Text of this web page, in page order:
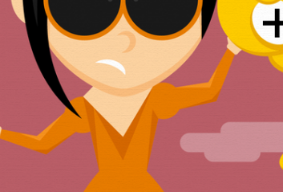
jednak jest to: radykalna propozycja
stanowi znakomite paliwo dla
ona zwalczać.
musi dziać się w głowie młodego
między patriarchalnymi ramami, w
postępującym równouprawnieniem i (zbyt)
gdy słyszy taką propozycję? Potrzeba
naiwności, by sądzić, że to go otrzeźwi.